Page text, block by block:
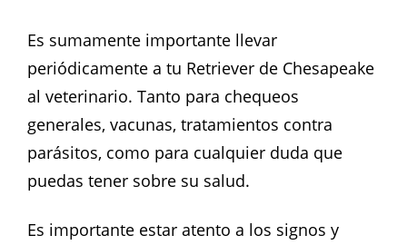
Es sumamente importante llevar
periódicamente a tu Retriever de Chesapeake
al veterinario. Tanto para chequeos
generales, vacunas, tratamientos contra
parásitos, como para cualquier duda que
puedas tener sobre su salud.
Es importante estar atento a los signos y